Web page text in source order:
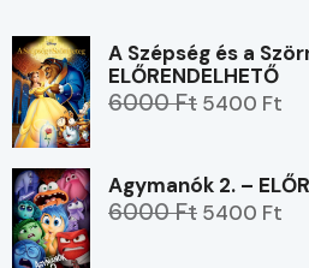
A Szépség és a
ELŐRENDELHETŐ
6000 Ft 5400 Ft
Agymanók 2. –
6000 Ft 5400 Ft